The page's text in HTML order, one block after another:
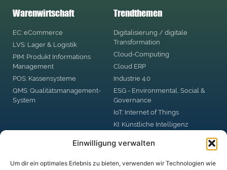
Einwilligung verwalten
Um dir ein optimales Erlebnis zu bieten, verwenden wir Technologien wie
Warenwirtschaft
EC: eCommerce
LVS: Lager & Logistik
PIM: Produkt Informations
Management
POS: Kassensysteme
QMS: Qualitätsmanagement-
System
Trendthemen
Digitalisierung / digitale
Transformation
Cloud-Computing
Cloud ERP
Industrie 4.0
ESG - Environmental, Social &
Governance
IoT: Internet of Things
KI: Künstliche Intelligenz
Automation